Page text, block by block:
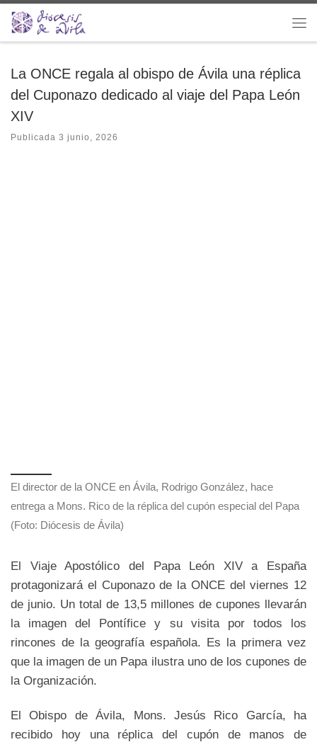
Saltar al contenido
La ONCE regala al obispo de Ávila una réplica
del Cuponazo dedicado al viaje del Papa León
XIV
Publicada 3 junio, 2026
El director de la ONCE en Ávila, Rodrigo González, hace
entrega a Mons. Rico de la réplica del cupón especial del Papa
(Foto: Diócesis de Ávila)
El Viaje Apostólico del Papa León XIV a España
protagonizará el Cuponazo de la ONCE del viernes 12
de junio. Un total de 13,5 millones de cupones llevarán
la imagen del Pontífice y su visita por todos los
rincones de la geografía española. Es la primera vez
que la imagen de un Papa ilustra uno de los cupones de
la Organización.
El Obispo de Ávila, Mons. Jesús Rico García, ha
recibido hoy una réplica del cupón de manos de